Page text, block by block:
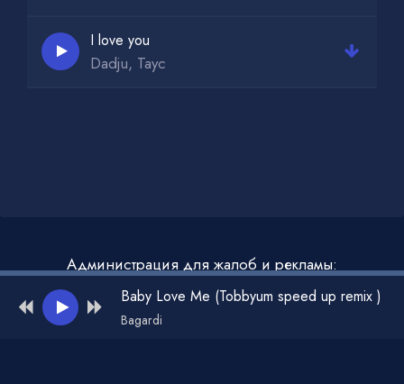
I love you
Dadju, Tayc
Администрация для жалоб и рекламы:
admin@muzdark.net
Baby Love Me (Tobbyum speed up remix )
Bagardi